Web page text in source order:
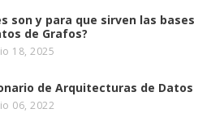
son y para que sirven las bases
de Grafos?
18, 2025
de Arquitecturas de Datos
06, 2022